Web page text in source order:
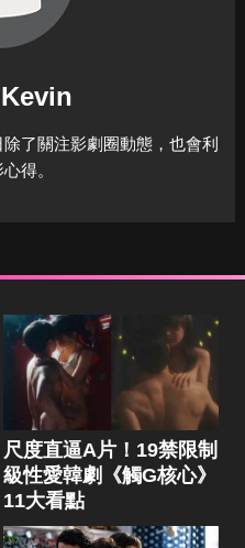
了關注影劇圈動態，也會利
得。
尺度直逼A片！19禁限制
級性愛韓劇《觸G核心》
11大看點